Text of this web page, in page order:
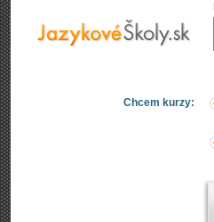
Chcem kurzy: